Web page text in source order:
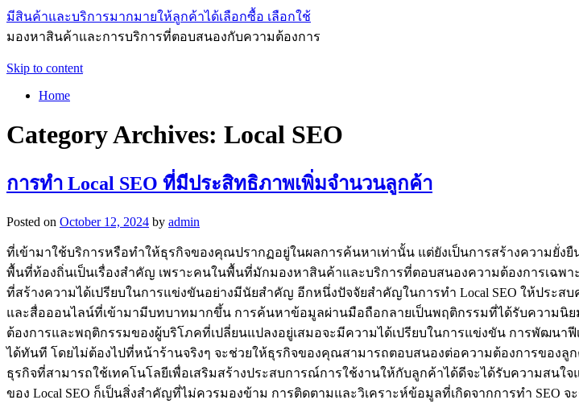
มีสินค้าและบริการมากมายให้ลูกค้าได้เลือกซื้อ เลือกใช้
มองหาสินค้าและการบริการที่ตอบสนองกับความต้องการ
Skip to content
Home
Category Archives: Local SEO
การทำ Local SEO ที่มีประสิทธิภาพเพิ่มจำนวนลูกค้า
Posted on October 12, 2024 by admin
ที่เข้ามาใช้บริการหรือทำให้ธุรกิจของคุณปรากฏอยู่ในผลการค้นหาเท่านั้น แต่ยังเป็นการสร้างความยั่ง
พื้นที่ท้องถิ่นเป็นเรื่องสำคัญ เพราะคนในพื้นที่มักมองหาสินค้าและบริการที่ตอบสนองความต้องการเฉพ
ที่สร้างความได้เปรียบในการแข่งขันอย่างมีนัยสำคัญ อีกหนึ่งปัจจัยสำคัญในการทำ Local SEO ให้ประส
และสื่อออนไลน์ที่เข้ามามีบทบาทมากขึ้น การค้นหาข้อมูลผ่านมือถือกลายเป็นพฤติกรรมที่ได้รับความนิ
ต้องการและพฤติกรรมของผู้บริโภคที่เปลี่ยนแปลงอยู่เสมอจะมีความได้เปรียบในการแข่งขัน การพัฒน
ได้ทันที โดยไม่ต้องไปที่หน้าร้านจริงๆ จะช่วยให้ธุรกิจของคุณสามารถตอบสนองต่อความต้องการของลู
ธุรกิจที่สามารถใช้เทคโนโลยีเพื่อเสริมสร้างประสบการณ์การใช้งานให้กับลูกค้าได้ดีจะได้รับความสนใ
ของ Local SEO ก็เป็นสิ่งสำคัญที่ไม่ควรมองข้าม การติดตามและวิเคราะห์ข้อมูลที่เกิดจากการทำ